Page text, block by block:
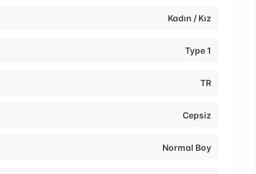
Kadın / Kız
Type 1
TR
Cepsiz
Normal Boy